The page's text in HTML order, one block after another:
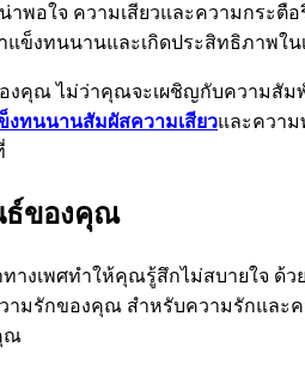
อใจ ความเสียวและความกระตื
งทนนานและเกิดประสิทธิภาพใ
งคุณ ไม่ว่าคุณจะเผชิญกับความสั
งทนนานสัมผัสความเสียวและควา
ธ์ของคุณ
างเพศทำให้คุณรู้สึกไม่สบายใจ
มรักของคุณ สำหรับความรักแล
ณ